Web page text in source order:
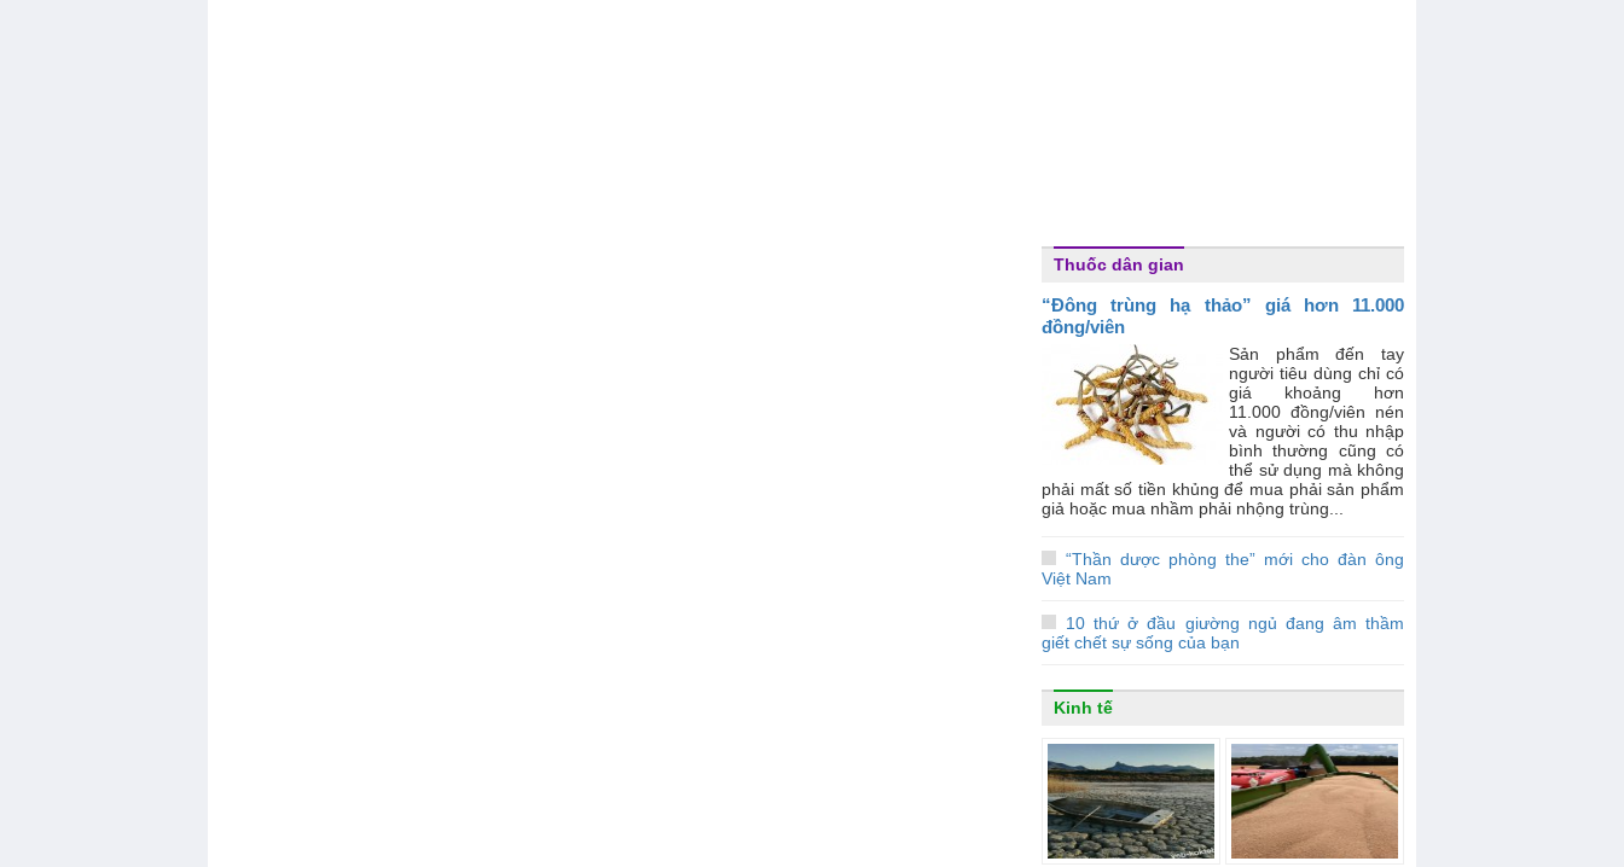
Thuốc dân gian
“Đông trùng hạ thảo” giá hơn 11.000
đồng/viên
Sản phẩm đến tay
người tiêu dùng chỉ có
giá khoảng hơn
11.000 đồng/viên nén
và người có thu nhập
bình thường cũng có
thể sử dụng mà không
phải mất số tiền khủng để mua phải sản phẩm
giả hoặc mua nhầm phải nhộng trùng...
“Thần dược phòng the” mới cho đàn ông
Việt Nam
10 thứ ở đầu giường ngủ đang âm thầm
giết chết sự sống của bạn
Kinh tế